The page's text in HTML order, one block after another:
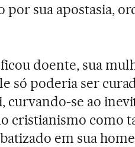
por sua apostasia,
doente, sua
só poderia ser
se ao
cristianismo como
em sua